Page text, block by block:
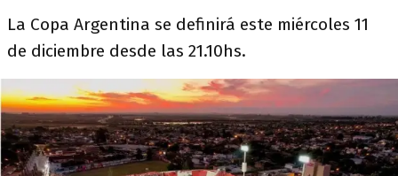
La Copa Argentina se definirá este miércoles 11
de diciembre desde las 21.10hs.